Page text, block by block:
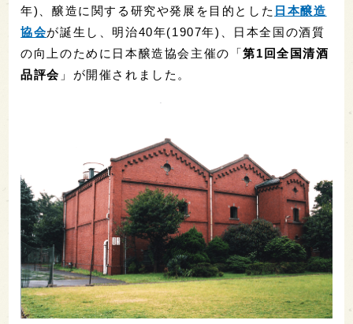
年)、醸造に関する研究や発展を目的とした 日本醸造
協会が誕生し、明治40年(1907年)、日本全国の酒質
の向上のために日本醸造協会主催の「第1回全国清酒
品評会 」が開催されました。